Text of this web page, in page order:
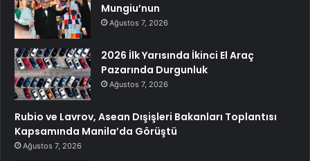
Mungiu’nun
Ağustos 7, 2026
2026 İlk Yarısında İkinci El Araç
Pazarında Durgunluk
Ağustos 7, 2026
Rubio ve Lavrov, Asean Dışişleri Bakanları Toplantısı
Kapsamında Manila’da Görüştü
Ağustos 7, 2026